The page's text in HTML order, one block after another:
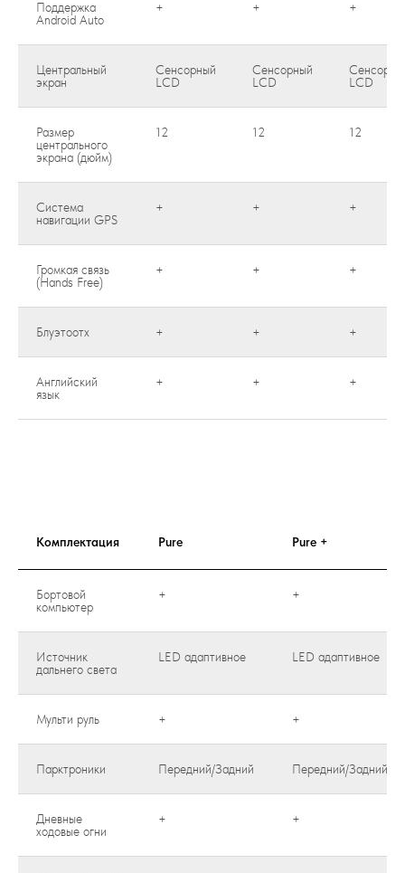
Поддержка
Android Auto
+ + +
Центральный
экран
Сенсорный
LCD
Сенсорный
LCD
LCD
Размер
центрального
экрана (дюйм)
12 12 12
Система
навигации GPS
+ + +
Громкая связь
(Hands Free)
+ + +
Блуэтоотх + + +
Английский
язык
+ + +
Комплектация Pure Pure +
Бортовой
компьютер
+ +
Источник
дальнего света
LED адаптивное LED адаптивное
Мульти руль + +
Парктроники Передний/Задний Передний/Задний
Дневные
ходовые огни
+ +